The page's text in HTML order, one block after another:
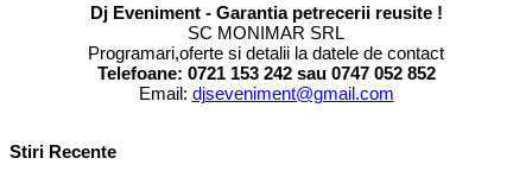
Dj Eveniment - Garantia petrecerii reusite !
SC MONIMAR SRL
Programari,oferte si detalii la datele de contact
Telefoane: 0721 153 242 sau 0747 052 852
Email: djseveniment@gmail.com
Stiri Recente